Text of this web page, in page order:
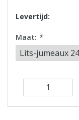
Levertijd:
Maat: *